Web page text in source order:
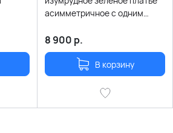
асимметричное с одним
8 900 р.
В корзину